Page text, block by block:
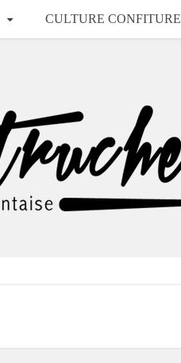
CULTURE CONFITURE